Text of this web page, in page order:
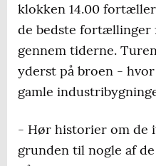
klokken 14.00
de bedste fortællinger
gennem tiderne.
yderst på broen -
gamle
- Hør historier om de
grunden til nogle af